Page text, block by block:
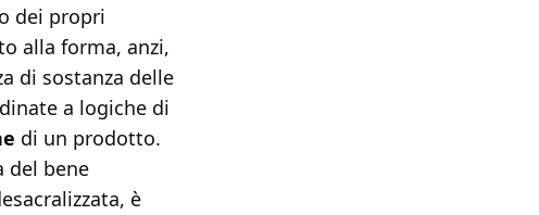
dei propri
alla forma, anzi,
di sostanza delle
a logiche di
di un prodotto.
del bene
è